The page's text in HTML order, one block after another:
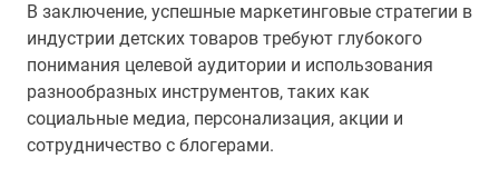
В заключение, успешные маркетинговые стратегии в
индустрии детских товаров требуют глубокого
понимания целевой аудитории и использования
разнообразных инструментов, таких как
социальные медиа, персонализация, акции и
сотрудничество с блогерами.